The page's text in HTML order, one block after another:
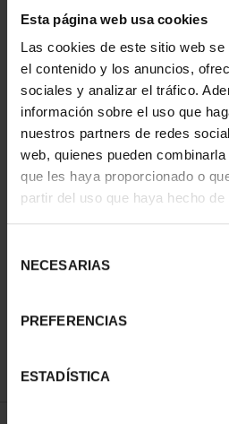
Esta página web usa cookies
Las cookies de este sitio web
el contenido y los anuncios,
sociales y analizar el tráfico.
información sobre el uso que
nuestros partners de redes
web, quienes pueden
que les haya proporcionado o
partir del uso que haya hecho
NECESARIAS
PREFERENCIAS
ESTADÍSTICA
2 Productos encontrados
- TARRAGONA